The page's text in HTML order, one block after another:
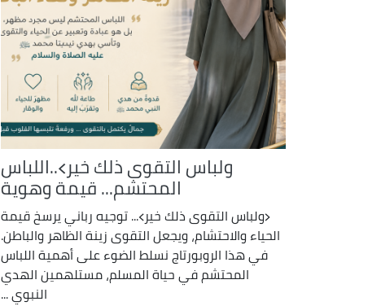
ولباس التقوى ذلك خير﴾..اللباس
المحتشم... قيمة وهوية
﴿ولباس التقوى ذلك خير﴾... توجيه رباني يرسخ قيمة
الحياء والاحتشام، ويجعل التقوى زينة الظاهر والباطن.
في هذا الروبورتاج نسلط الضوء على أهمية اللباس
المحتشم في حياة المسلم، مستلهمين الهدي
النبوي ...